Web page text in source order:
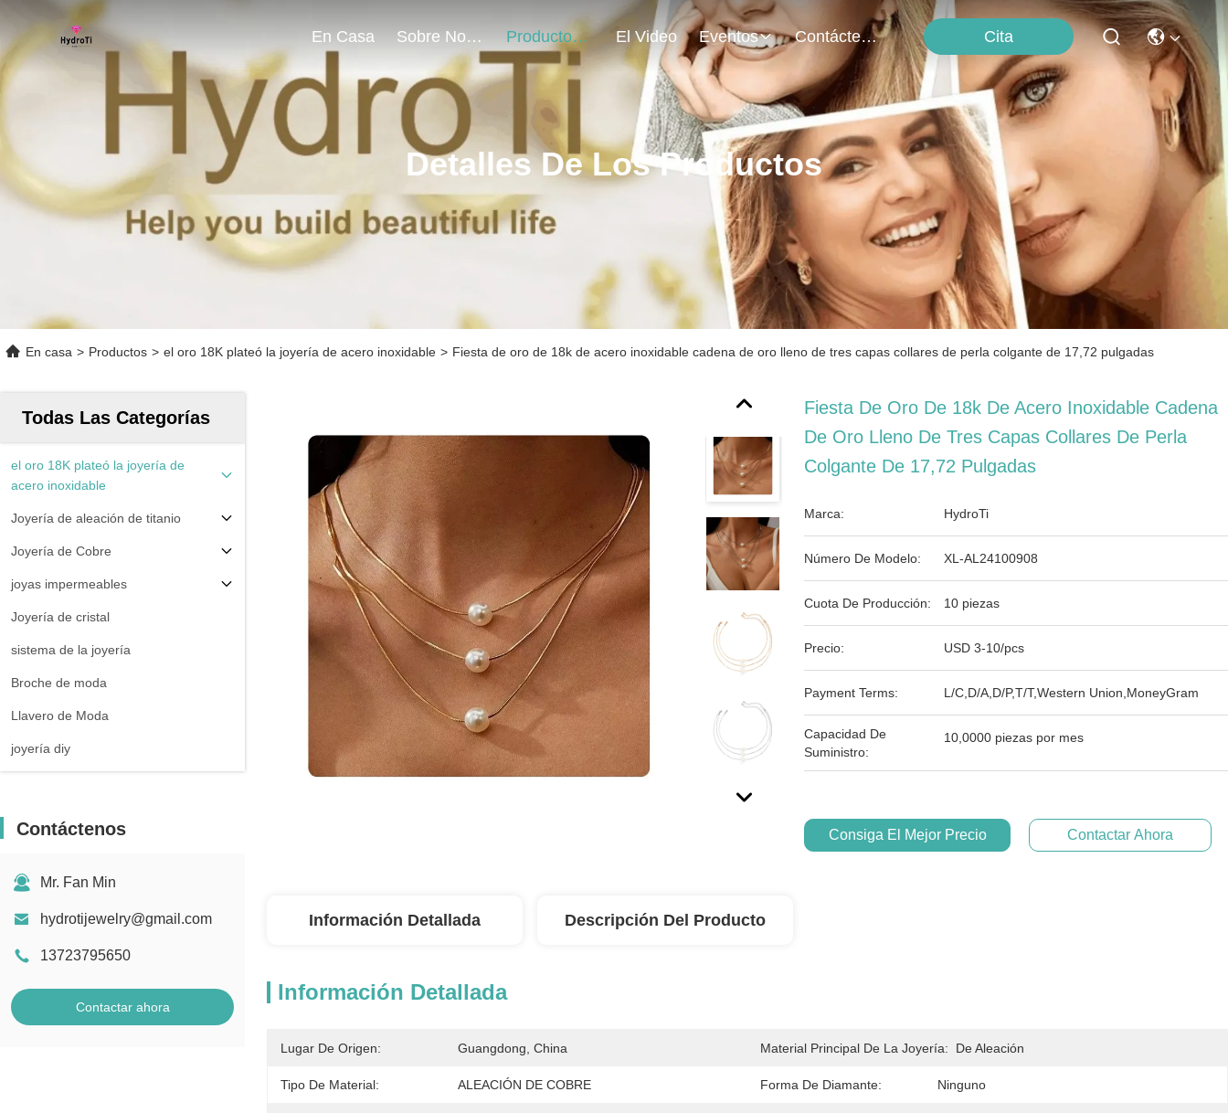
En Casa Sobre Nosotros Productos El Video Eventos Contáctenos Cita
Detalles De Los Productos
En casa > Productos > el oro 18K plateó la joyería de acero inoxidable > Fiesta de oro de 18k de acero inoxidable cadena de oro lleno de tres capas collares de perla colgante de 17,72 pulgadas
Todas Las Categorías
el oro 18K plateó la joyería de
acero inoxidable
Joyería de aleación de titanio
Joyería de Cobre
joyas impermeables
Joyería de cristal
sistema de la joyería
Broche de moda
Llavero de Moda
joyería diy
Contáctenos
Mr. Fan Min
hydrotijewelry@gmail.com
13723795650
Contactar ahora
Fiesta De Oro De 18k De Acero Inoxidable Cadena
De Oro Lleno De Tres Capas Collares De Perla
Colgante De 17,72 Pulgadas
Marca: HydroTi
Número De Modelo: XL-AL24100908
Cuota De Producción: 10 piezas
Precio: USD 3-10/pcs
Payment Terms: L/C,D/A,D/P,T/T,Western Union,MoneyGram
Capacidad De
Suministro:
10,0000 piezas por mes
Consiga El Mejor Precio Contactar Ahora
Información Detallada Descripción Del Producto
Información Detallada
Lugar De Origen: Guangdong, China Material Principal De La Joyería: De Aleación
Tipo De Material: ALEACIÓN DE COBRE Forma De Diamante: Ninguno